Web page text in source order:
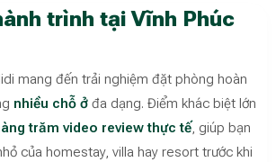
trình tại Vĩnh Phúc
mang đến trải nghiệm đặt phòng hoàn
nhiều chỗ ở đa dạng. Điểm khác biệt lớn
trăm video review thực tế, giúp bạn
của homestay, villa hay resort trước khi